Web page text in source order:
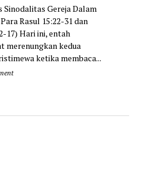
Sinodalitas Gereja Dalam
Rasul 15:22-31 dan
17) Hari ini, entah
merenungkan kedua
ketika membaca...